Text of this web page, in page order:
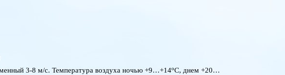
3-8 м/с. Температура воздуха ночью +9…+14оС, днем +20…